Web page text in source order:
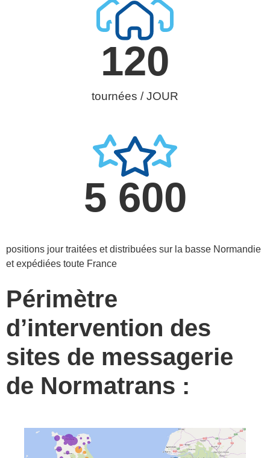
tournées / JOUR
120
5 600
positions jour traitées et distribuées sur la basse Normandie
et expédiées toute France
Périmètre
d’intervention des
sites de messagerie
de Normatrans :